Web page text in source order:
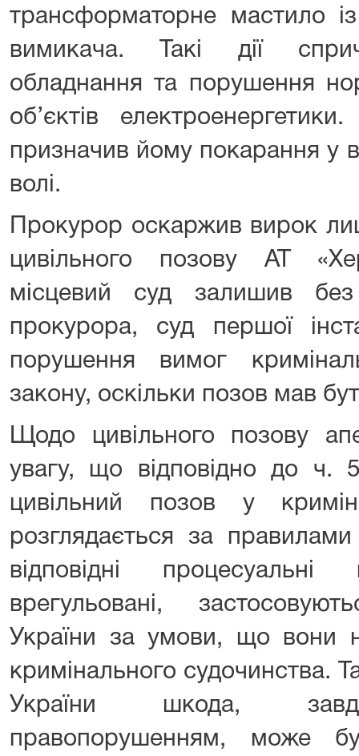
трансформаторне мастило
вимикача. Такі дії
обладнання та порушення
об’єктів
призначив йому покарання у
волі.
Прокурор оскаржив вирок
цивільного позову АТ
місцевий суд залишив
прокурора, суд першої
порушення вимог
закону, оскільки позов мав
Щодо цивільного позову
увагу, що відповідно до ч.
цивільний позов у
розглядається за
відповідні
врегульовані,
України за умови, що вони
кримінального судочинства.
України шкода,
правопорушенням, може